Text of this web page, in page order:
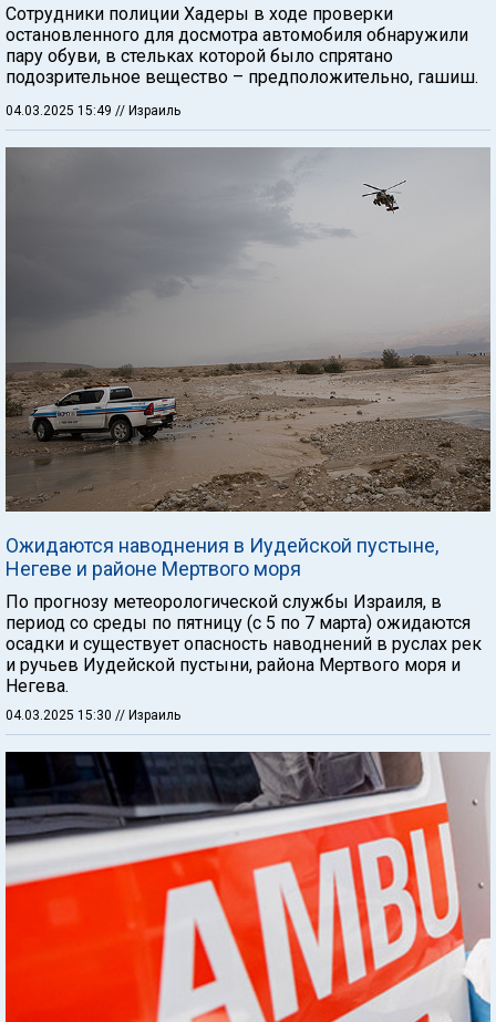
Сотрудники полиции Хадеры в ходе проверки
остановленного для досмотра автомобиля обнаружили
пару обуви, в стельках которой было спрятано
подозрительное вещество – предположительно, гашиш.
04.03.2025 15:49 // Израиль
Ожидаются наводнения в Иудейской пустыне,
Негеве и районе Мертвого моря
По прогнозу метеорологической службы Израиля, в
период со среды по пятницу (с 5 по 7 марта) ожидаются
осадки и существует опасность наводнений в руслах рек
и ручьев Иудейской пустыни, района Мертвого моря и
Негева.
04.03.2025 15:30 // Израиль